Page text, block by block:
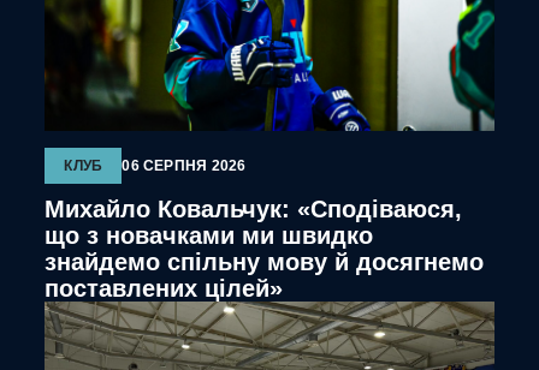
КЛУБ 06 СЕРПНЯ 2026
Михайло Ковальчук: «Сподіваюся,
що з новачками ми швидко
знайдемо спільну мову й досягнемо
поставлених цілей»